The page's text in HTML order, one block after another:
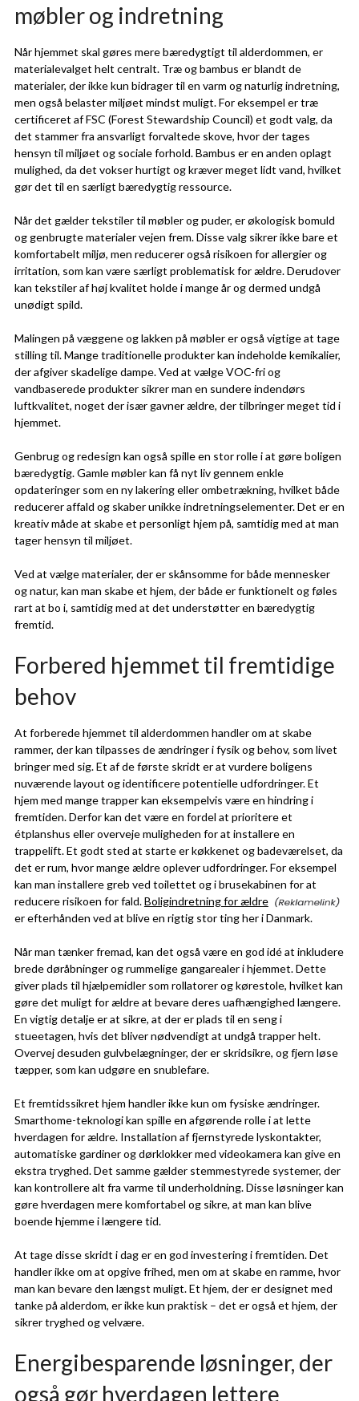
møbler og indretning
Når hjemmet skal gøres mere bæredygtigt til alderdommen, er
materialevalget helt centralt. Træ og bambus er blandt de
materialer, der ikke kun bidrager til en varm og naturlig indretning,
men også belaster miljøet mindst muligt. For eksempel er træ
certificeret af FSC (Forest Stewardship Council) et godt valg, da
det stammer fra ansvarligt forvaltede skove, hvor der tages
hensyn til miljøet og sociale forhold. Bambus er en anden oplagt
mulighed, da det vokser hurtigt og kræver meget lidt vand, hvilket
gør det til en særligt bæredygtig ressource.
Når det gælder tekstiler til møbler og puder, er økologisk bomuld
og genbrugte materialer vejen frem. Disse valg sikrer ikke bare et
komfortabelt miljø, men reducerer også risikoen for allergier og
irritation, som kan være særligt problematisk for ældre. Derudover
kan tekstiler af høj kvalitet holde i mange år og dermed undgå
unødigt spild.
Malingen på væggene og lakken på møbler er også vigtige at tage
stilling til. Mange traditionelle produkter kan indeholde kemikalier,
der afgiver skadelige dampe. Ved at vælge VOC-fri og
vandbaserede produkter sikrer man en sundere indendørs
luftkvalitet, noget der især gavner ældre, der tilbringer meget tid i
hjemmet.
Genbrug og redesign kan også spille en stor rolle i at gøre boligen
bæredygtig. Gamle møbler kan få nyt liv gennem enkle
opdateringer som en ny lakering eller ombetrækning, hvilket både
reducerer affald og skaber unikke indretningselementer. Det er en
kreativ måde at skabe et personligt hjem på, samtidig med at man
tager hensyn til miljøet.
Ved at vælge materialer, der er skånsomme for både mennesker
og natur, kan man skabe et hjem, der både er funktionelt og føles
rart at bo i, samtidig med at det understøtter en bæredygtig
fremtid.
Forbered hjemmet til fremtidige
behov
At forberede hjemmet til alderdommen handler om at skabe
rammer, der kan tilpasses de ændringer i fysik og behov, som livet
bringer med sig. Et af de første skridt er at vurdere boligens
nuværende layout og identificere potentielle udfordringer. Et
hjem med mange trapper kan eksempelvis være en hindring i
fremtiden. Derfor kan det være en fordel at prioritere et
étplanshus eller overveje muligheden for at installere en
trappelift. Et godt sted at starte er køkkenet og badeværelset, da
det er rum, hvor mange ældre oplever udfordringer. For eksempel
kan man installere greb ved toilettet og i brusekabinen for at
reducere risikoen for fald.Boligindretning for ældre
er efterhånden ved at blive en rigtig stor ting her i Danmark.
Når man tænker fremad, kan det også være en god idé at inkludere
brede døråbninger og rummelige gangarealer i hjemmet. Dette
giver plads til hjælpemidler som rollatorer og kørestole, hvilket kan
gøre det muligt for ældre at bevare deres uafhængighed længere.
En vigtig detalje er at sikre, at der er plads til en seng i
stueetagen, hvis det bliver nødvendigt at undgå trapper helt.
Overvej desuden gulvbelægninger, der er skridsikre, og fjern løse
tæpper, som kan udgøre en snublefare.
Et fremtidssikret hjem handler ikke kun om fysiske ændringer.
Smarthome-teknologi kan spille en afgørende rolle i at lette
hverdagen for ældre. Installation af fjernstyrede lyskontakter,
automatiske gardiner og dørklokker med videokamera kan give en
ekstra tryghed. Det samme gælder stemmestyrede systemer, der
kan kontrollere alt fra varme til underholdning. Disse løsninger kan
gøre hverdagen mere komfortabel og sikre, at man kan blive
boende hjemme i længere tid.
At tage disse skridt i dag er en god investering i fremtiden. Det
handler ikke om at opgive frihed, men om at skabe en ramme, hvor
man kan bevare den længst muligt. Et hjem, der er designet med
tanke på alderdom, er ikke kun praktisk – det er også et hjem, der
sikrer tryghed og velvære.
Energibesparende løsninger, der
også gør hverdagen lettere